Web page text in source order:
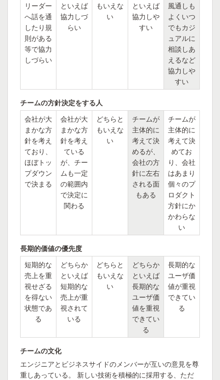
リーダー
へ話を通
したり規
則がある
等で協力
しづらい
といえば
協力しづ
らい
もいえな
い
といえば
協力しや
すい
風通しも
よくいつ
でもカジ
ュアルに
相談しあ
えるなど
協力しや
すい
チームの方針決定をする人
会社が大
まかな方
針を考え
ており、
ほぼトッ
プダウン
で決まる
会社が大
まかな方
針を考え
ている
が、チー
ムも一定
の範囲内
で決定に
関わる
どちらと
もいえな
い
チームが
主体的に
考えて決
めるが、
会社の方
針に左右
される面
もある
チームが
主体的に
考えて決
めてお
り、会社
はあまり
個々のプ
ロダクト
方針にか
かわらな
い
長期的価値の優先度
短期的な
売上を重
視せざる
を得ない
状態であ
る
どちらか
といえば
短期的な
売上が重
視されて
いる
どちらと
もいえな
い
どちらか
といえば
長期的な
ユーザ価
値を重視
できてい
る
長期的な
ユーザ価
値が重視
できてい
る
チームの文化
エンジニアとビジネスサイドのメンバーが互いの意見を尊
重しあっている。 新しい技術を積極的に採用する、ただ